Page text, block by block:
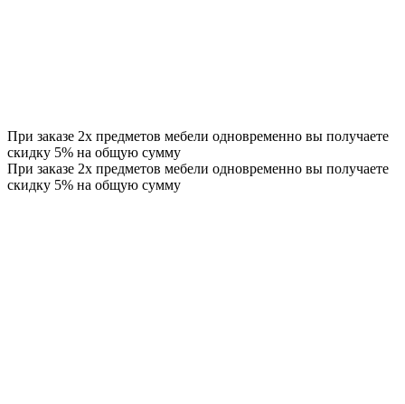
При заказе 2х предметов мебели одновременно вы получаете
скидку 5% на общую сумму
При заказе 2х предметов мебели одновременно вы получаете
скидку 5% на общую сумму